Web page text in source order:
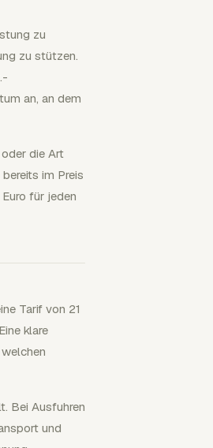
zu
zu stützen.
an, an dem
die Art
im Preis
für jeden
Tarif von 21
klare
Bei Ausfuhren
und